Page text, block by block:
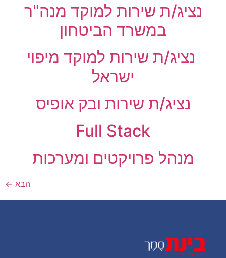
נציג/ת שירות למוקד מנה"ר
במשרד הביטחון
נציג/ת שירות למוקד מיפוי
ישראל
נציג/ת שירות ובק אופיס
Full Stack
מנהל פרויקטים ומערכות
הבא ←